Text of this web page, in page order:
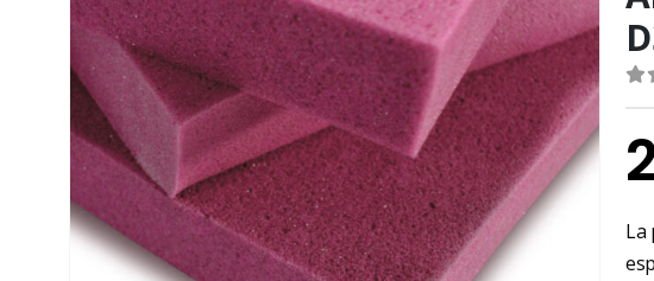
La